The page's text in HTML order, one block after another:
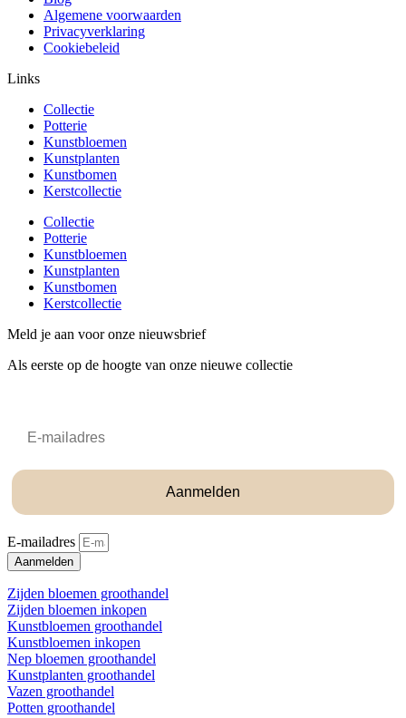
Algemene voorwaarden
Privacyverklaring
Cookiebeleid
Links
Collectie
Potterie
Kunstbloemen
Kunstplanten
Kunstbomen
Kerstcollectie
Collectie
Potterie
Kunstbloemen
Kunstplanten
Kunstbomen
Kerstcollectie
Meld je aan voor onze nieuwsbrief
Als eerste op de hoogte van onze nieuwe collectie
Aanmelden
E-mailadres
Aanmelden
Zijden bloemen groothandel
Zijden bloemen inkopen
Kunstbloemen groothandel
Kunstbloemen inkopen
Nep bloemen groothandel
Kunstplanten groothandel
Vazen groothandel
Potten groothandel